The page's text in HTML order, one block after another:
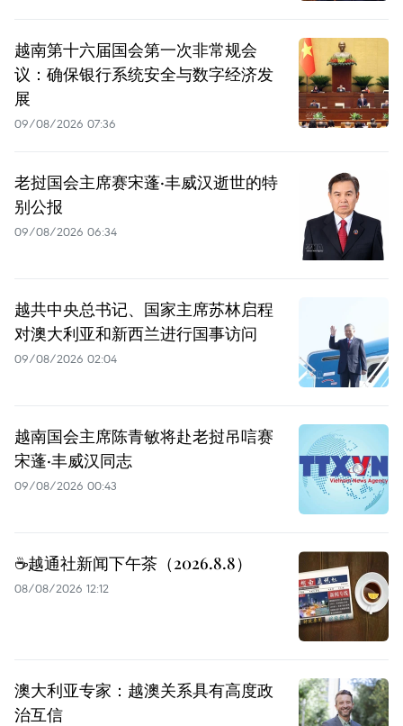
越南第十六届国会第一次非常规会
议：确保银行系统安全与数字经济发
展
09/08/2026 07:36
老挝国会主席赛宋蓬·丰威汉逝世的特
别公报
09/08/2026 06:34
越共中央总书记、国家主席苏林启程
对澳大利亚和新西兰进行国事访问
09/08/2026 02:04
越南国会主席陈青敏将赴老挝吊唁赛
宋蓬·丰威汉同志
09/08/2026 00:43
☕️越通社新闻下午茶（2026.8.8）
08/08/2026 12:12
澳大利亚专家：越澳关系具有高度政
治互信